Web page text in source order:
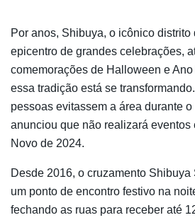
Por anos, Shibuya, o icônico distrito
epicentro de grandes celebrações,
comemorações de Halloween e
essa tradição está se
pessoas evitassem a área durante
anunciou que não realizará eventos
Novo de 2024.
Desde 2016, o cruzamento Shibuya
um ponto de encontro festivo na
fechando as ruas para receber até